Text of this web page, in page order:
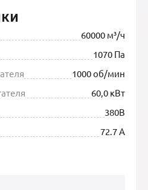
60000 м³/ч
1070 Па
1000 об/мин
60,0 кВт
380В
72.7 А